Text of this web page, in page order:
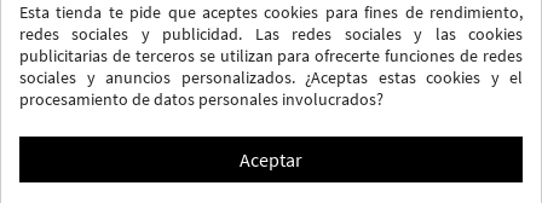
Acepto las condiciones generales y lapolítica de confidencialidad
POLÍTICA DE PRIVACIDAD Y PROTECCIÓN DE DATOS
Esta tienda te pide que aceptes cookies para fines de rendimiento,
redes sociales y publicidad. Las redes sociales y las cookies
publicitarias de terceros se utilizan para ofrecerte funciones de redes
sociales y anuncios personalizados. ¿Aceptas estas cookies y el
procesamiento de datos personales involucrados?
Aceptar